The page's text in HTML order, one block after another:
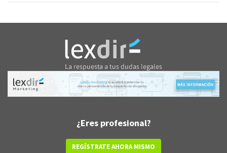
¿Eres profesional?
REGÍSTRATE AHORA MISMO